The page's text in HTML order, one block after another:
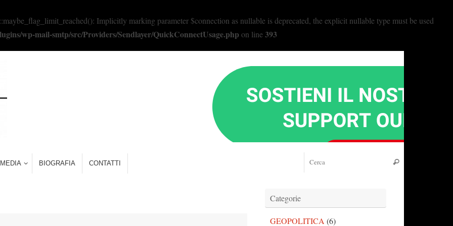
Implicitly marking parameter $connection as nullable is deprecated, the explicit nullable type must be used
wp-mail-smtp/src/Providers/Sendlayer/QuickConnectUsage.php on line393
MEDIA BIOGRAFIA CONTATTI Cerca
Categorie
GEOPOLITICA (6)